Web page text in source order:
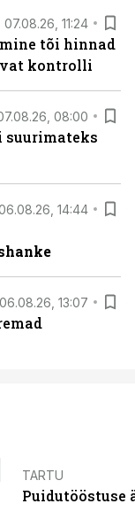
07.08.26, 11:24
tõi hinnad
kontrolli
08:00
suurimateks
14:44
06.08.26, 13:07
TARTU
Puidutööstuse